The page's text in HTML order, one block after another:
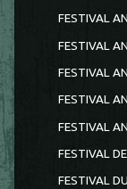
FESTIVAL
FESTIVAL
FESTIVAL
FESTIVAL
FESTIVAL
FESTIVAL
FESTIVAL